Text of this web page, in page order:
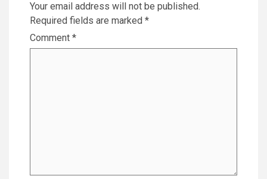
Your email address will not be published.
Required fields are marked *
Comment *